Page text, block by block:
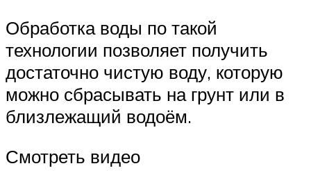
Обработка воды по такой
технологии позволяет получить
достаточно чистую воду, которую
можно сбрасывать на грунт или в
близлежащий водоём.
Смотреть видео